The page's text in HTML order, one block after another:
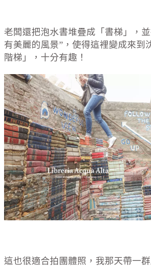
老闆還把泡水書堆疊成「書梯」，
有美麗的風景”，使得這裡變成來到
階梯」，十分有趣！
這也很適合拍團體照，我那天帶一